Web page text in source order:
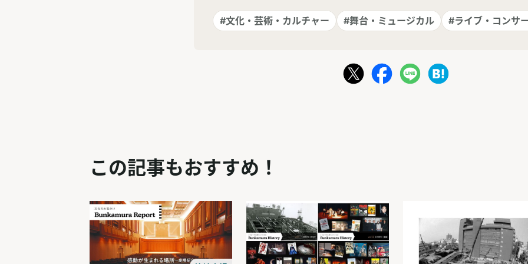
#文化・芸術・カルチャー #舞台・ミュージカル #ライブ・コンサ
この記事もおすすめ！